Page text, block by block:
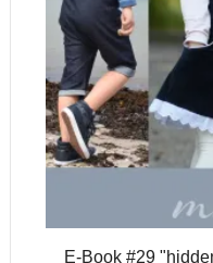
E-Book #29